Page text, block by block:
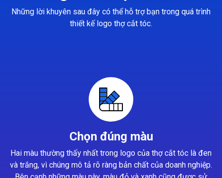
Những lời khuyên sau đây có thể hỗ trợ bạn trong quá trình
thiết kế logo thợ cắt tóc.
Chọn đúng màu
Hai màu thường thấy nhất trong logo của thợ cắt tóc là đen
và trắng, vì chúng mô tả rõ ràng bản chất của doanh nghiệp.